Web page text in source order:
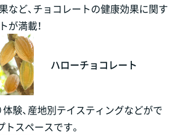
など、チョコレートの健康効果に関す
が満載！
ハローチョコレート
験、産地別テイスティングなどがで
スペースです。